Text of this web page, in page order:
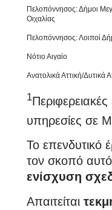
Πελοπόννησος: Δήμοι
Οιχαλίας
Πελοπόννησος: Λοιποί
Νότιο Αιγαίο
Ανατολικά Αττική/Δυτικά
1
υπηρεσίες σε
Το επενδυτικό
τον σκοπό
ενίσχυση
Απαιτείται